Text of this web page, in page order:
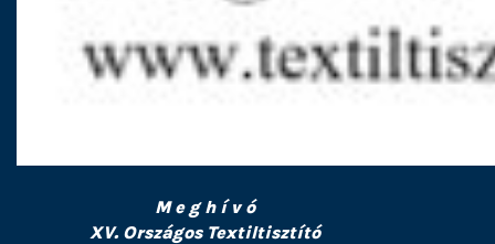
M e g h í v ó
XV. Országos Textiltisztító